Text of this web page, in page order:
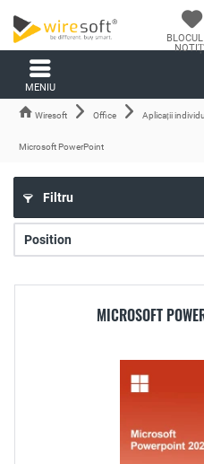
MENIU
Wiresoft Office Aplicații
Microsoft PowerPoint
Filtru
MICROSOFT